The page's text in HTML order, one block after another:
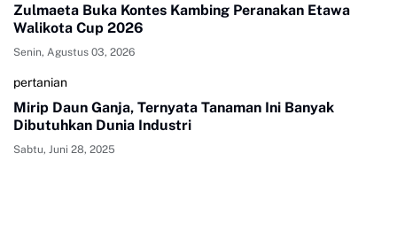
Zulmaeta Buka Kontes Kambing Peranakan Etawa
Walikota Cup 2026
Senin, Agustus 03, 2026
pertanian
Mirip Daun Ganja, Ternyata Tanaman Ini Banyak
Dibutuhkan Dunia Industri
Sabtu, Juni 28, 2025